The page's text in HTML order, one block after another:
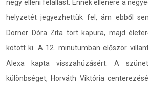
négy elleni felállást. Ennek ellenére a
helyzetét jegyezhettük fel, ám ebből
Dorner Dóra Zita tört kapura, majd
kötött ki. A 12. minutumban először
Alexa kapta visszahúzásért. A
különbséget, Horváth Viktória